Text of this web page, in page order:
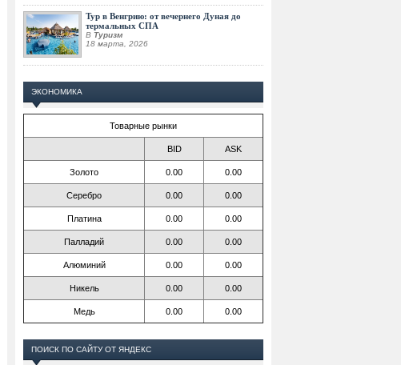
Тур в Венгрию: от вечернего Дуная до
термальных СПА
В Туризм
18 марта, 2026
ЭКОНОМИКА
Товарные рынки
BID ASK
Золото 0.00 0.00
Серебро 0.00 0.00
Платина 0.00 0.00
Палладий 0.00 0.00
Алюминий 0.00 0.00
Никель 0.00 0.00
Медь 0.00 0.00
ПОИСК ПО САЙТУ ОТ ЯНДЕКС